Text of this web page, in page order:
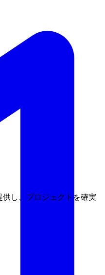
し、プロジェクトを確実